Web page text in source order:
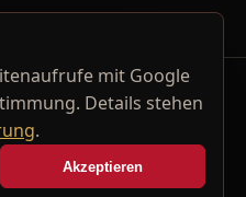
einer Methode
verarmten Ländern
dieser Erde zu h
Profile und Genre-
mit Google
Details stehen
.
Akzeptieren